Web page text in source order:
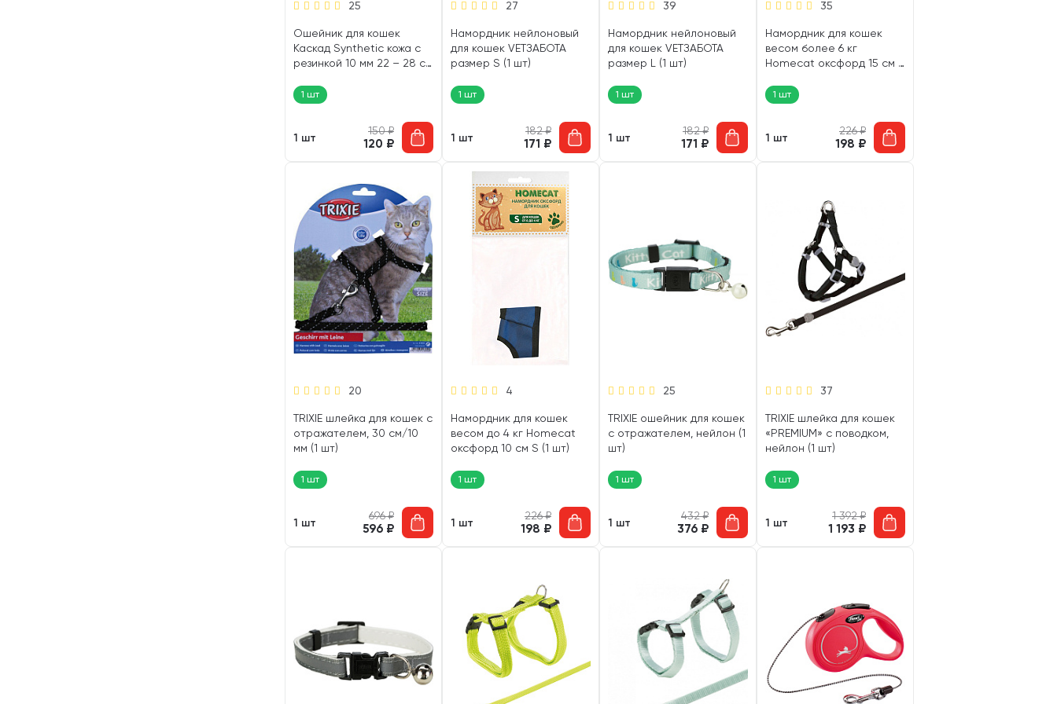
25
Ошейник для кошек
Каскад Synthetic кожа с
резинкой 10 мм 22 – 28 см
1 шт
1 шт
150₽
120 ₽
27
Намордник нейлоновый
для кошек VETЗАБОТА
размер S (1 шт)
1 шт
1 шт
182₽
171 ₽
39
Намордник нейлоновый
для кошек VETЗАБОТА
размер L (1 шт)
1 шт
1 шт
182₽
171 ₽
35
Намордник для кошек
весом более 6 кг
Homecat оксфорд 15 см L
1 шт
1 шт
226₽
198 ₽
20
TRIXIE шлейка для кошек с
отражателем, 30 см/10
мм (1 шт)
1 шт
1 шт
696₽
596 ₽
4
Намордник для кошек
весом до 4 кг Homecat
оксфорд 10 см S (1 шт)
1 шт
1 шт
226₽
198 ₽
25
TRIXIE ошейник для кошек
с отражателем, нейлон (1
шт)
1 шт
1 шт
432₽
376 ₽
37
TRIXIE шлейка для кошек
«PREMIUM» с поводком,
нейлон (1 шт)
1 шт
1 шт
1 392₽
1 193 ₽